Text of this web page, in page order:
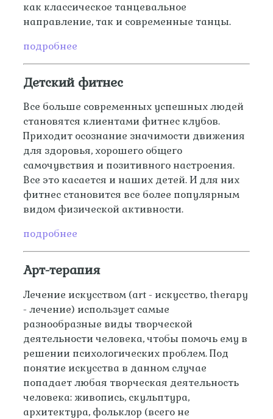
как классическое танцевальное
направление, так и современные танцы.
подробнее
Детский фитнес
Все больше современных успешных людей
становятся клиентами фитнес клубов.
Приходит осознание значимости движения
для здоровья, хорошего общего
самочувствия и позитивного настроения.
Все это касается и наших детей. И для них
фитнес становится все более популярным
видом физической активности.
подробнее
Арт-терапия
Лечение искусством (art - искусство, therapy
- лечение) использует самые
разнообразные виды творческой
деятельности человека, чтобы помочь ему в
решении психологических проблем. Под
понятие искусства в данном случае
попадает любая творческая деятельность
человека: живопись, скульптура,
архитектура, фольклор (всего не